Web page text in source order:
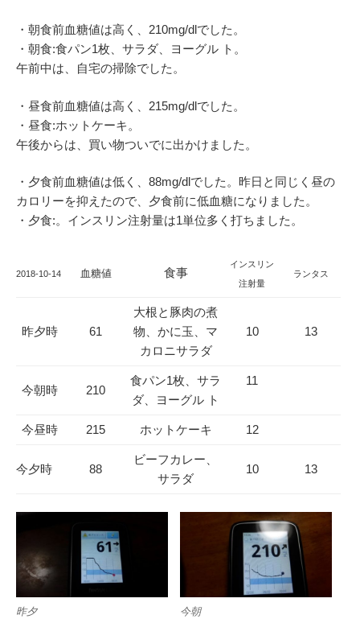
・朝食前血糖値は高く、210mg/dlでした。
・朝食:食パン1枚、サラダ、ヨーグル ト。
午前中は、自宅の掃除でした。
・昼食前血糖値は高く、215mg/dlでした。
・昼食:ホットケーキ。
午後からは、買い物ついでに出かけました。
・夕食前血糖値は低く、88mg/dlでした。昨日と同じく昼の
カロリーを抑えたので、夕食前に低血糖になりました。
・夕食:。インスリン注射量は1単位多く打ちました。
2018-10-14 血糖値 食事
インスリン
注射量
ランタス
昨夕時 61
大根と豚肉の煮
物、かに玉、マ
カロニサラダ
10 13
今朝時 210
食パン1枚、サラ
ダ、ヨーグル ト
11
今昼時 215 ホットケーキ 12
今夕時 88
ビーフカレー、
サラダ
10 13
昨夕 今朝